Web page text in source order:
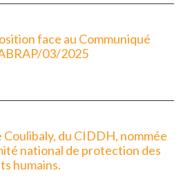
face au Communiqué
03/2025
du CIDDH, nommée
national de protection des
humains.